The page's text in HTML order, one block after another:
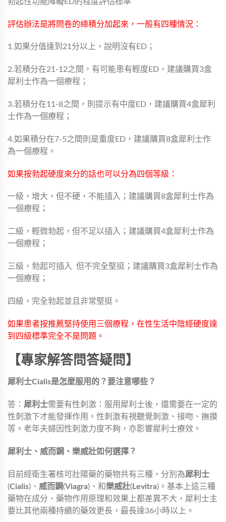
評估辦法是將問卷的總積分加起來，一般有四種情況：
1.如果分值達到21分以上，說明沒有ED；
2.若積分在21-12之間，有可能患有輕度ED，建議購買3盒
犀利士作為一個療程；
3.若積分在11-8之間，則提示有中度ED，建議購買4盒犀利
士作為一個療程；
4.如果積分在7-5之間則是重度ED，建議購買8盒犀利士作
為一個療程。
如果按勃起硬度來分的話也可以分為四個等級：
一級，增大，但不硬，不能插入；建議購買8盒犀利士作為
一個療程；
二級，輕微勃起，但不足以插入；建議購買4盒犀利士作為
一個療程；
三級，勃起可插入 但不完全堅挺；建議購買3盒犀利士作為
一個療程；
四級，完全勃起並且非常堅挺。
如果患者按推薦堅持使用三個療程，在性生活中陰經硬度達
到四級標準完全不是問題。
【專家解答問答疑問】
犀利士Cialis是怎麼服用的？要注意哪些？
答： 犀利士需要有性刺激：服用犀利士後，還需要在一定的
性刺激下才能發揮作用。性刺激有視聽覺刺激、接吻、撫摸
等。老年夫婦因性刺激力度不夠，亦影響犀利士療效。
犀利士、威而鋼、樂威壯如何選擇？
目前經衛生署核可壯陽藥的藥物共有三種，分別為犀利士
(Cialis)、 威而鋼(Viagra)、和 樂威壯(Levitra)。基本上這三種
藥物在成分、藥物作用原理和效果上都差異不大，犀利士主
要比其他兩種持續的藥效更長，最長達36小時以上。